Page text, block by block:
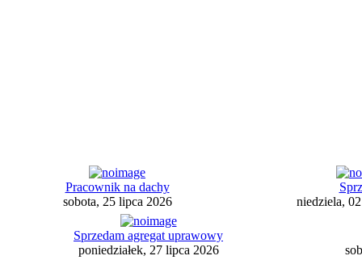
Pracownik na dachy
sobota, 25 lipca 2026
niedziela,
Sprzedam agregat uprawowy
poniedziałek, 27 lipca 2026